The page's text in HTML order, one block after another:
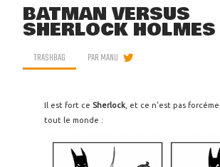
BATMAN VERSUS
SHERLOCK HOLMES
TRASHBAG PARMANU
Il est fort ce Sherlock , et ce n'est pas
tout le monde :